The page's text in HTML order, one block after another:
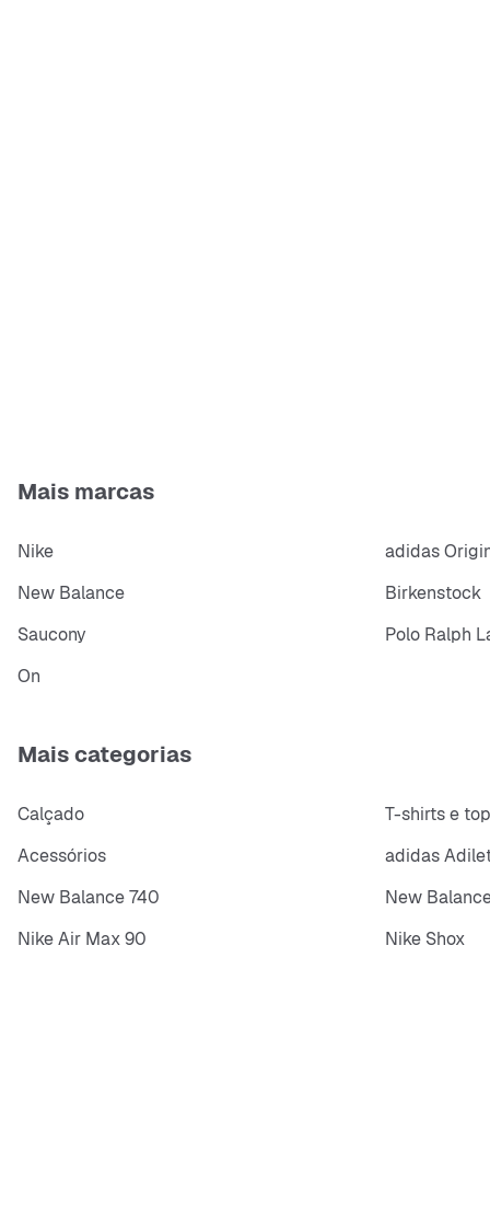
Mais marcas
Nike adidas
New Balance
Birkenstock
Saucony
Polo Ralph
On
Mais categorias
Calçado T-shirts e
Acessórios
adidas
New Balance 740
New
Nike Air Max 90
Nike Shox